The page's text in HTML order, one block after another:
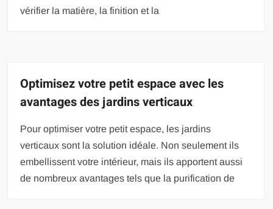
vérifier la matière, la finition et la
Optimisez votre petit espace avec les
avantages des jardins verticaux
Pour optimiser votre petit espace, les jardins
verticaux sont la solution idéale. Non seulement ils
embellissent votre intérieur, mais ils apportent aussi
de nombreux avantages tels que la purification de